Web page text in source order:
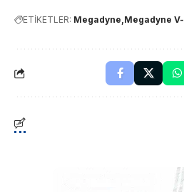
ETİKETLER: Megadyne Megadyne